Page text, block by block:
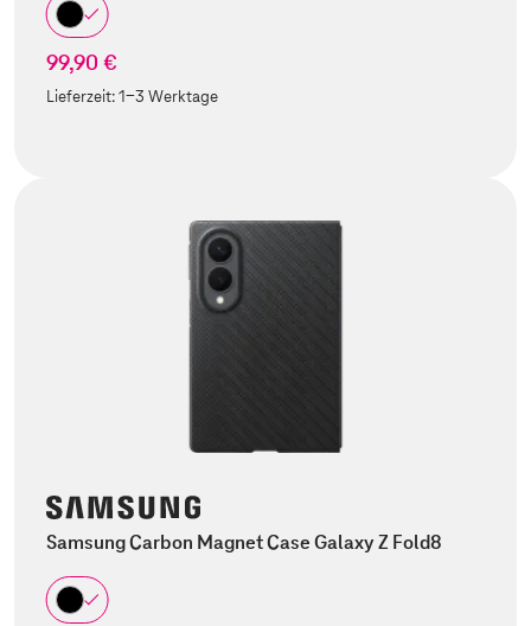
99,90 €
Lieferzeit:1-3 Werktage
Samsung Carbon Magnet Case Galaxy Z Fold8